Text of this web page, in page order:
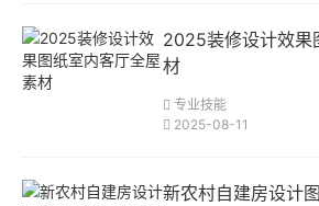
2025装修设计效果
材
专业技能
2025-08-11
新农村自建房设计